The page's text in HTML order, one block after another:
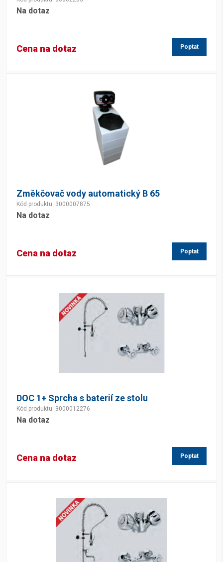
Na dotaz
Cena na dotaz Poptat
Změkčovač vody automatický B 65
Kód produktu: 3000007875
Na dotaz
Cena na dotaz Poptat
DOC 1+ Sprcha s baterií ze stolu
Kód produktu: 3000012276
Na dotaz
Cena na dotaz Poptat